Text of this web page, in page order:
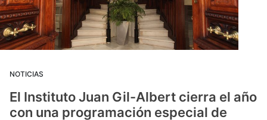
NOTICIAS
El Instituto Juan Gil-Albert cierra el año
con una programación especial de